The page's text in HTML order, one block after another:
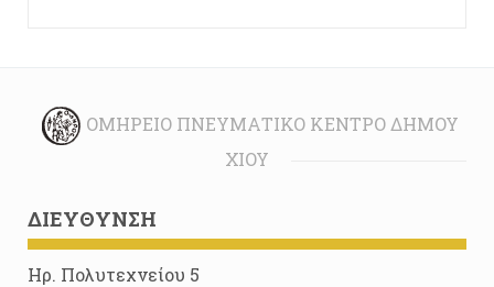
ΟΜΉΡΕΙΟ ΠΝΕΥΜΑΤΙΚΌ ΚΈΝΤΡΟ ΔΉΜΟΥ
ΧΊΟΥ
ΔΙΕΎΘΥΝΣΗ
Ηρ. Πολυτεχνείου 5